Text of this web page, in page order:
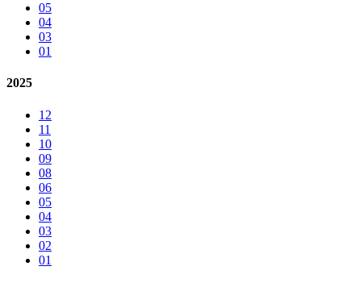
05
04
03
01
2025
12
11
10
09
08
06
05
04
03
02
01